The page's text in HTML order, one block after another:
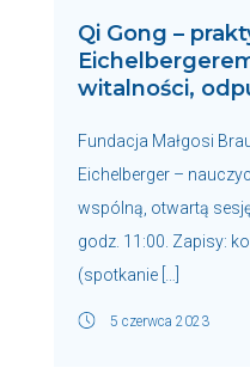
Qi Gong –
witalności,
Fundacja Małgosi
Eichelberger –
wspólną, otwartą
godz. 11:00. Zapisy:
(spotkanie […]
5 czerwca 2023